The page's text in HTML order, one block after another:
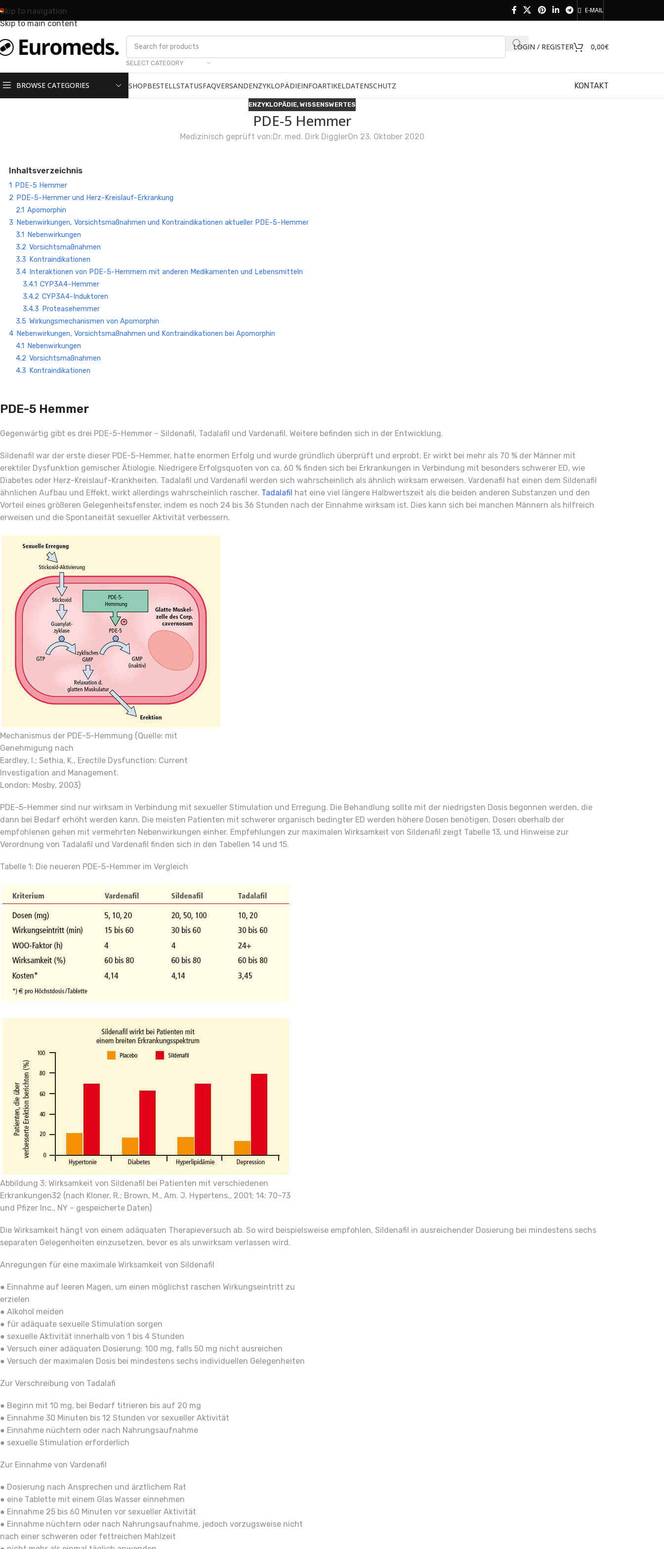
Skip to navigation
Skip to main content
E-MAIL
SELECT CATEGORY
LOGIN / REGISTER 0,00€
BROWSE CATEGORIES SHOPBESTELLSTATUSFAQVERSANDENZYKLOPÄDIEINFOARTIKELDATENSCHUTZ KONTAKT
ENZYKLOPÄDIE, WISSENSWERTES
PDE-5 Hemmer
Medizinisch geprüft von:Dr. med. Dirk DigglerOn 23. Oktober 2020
Inhaltsverzeichnis
1
PDE-5 Hemmer
2 PDE-5-Hemmer und Herz-Kreislauf-Erkrankung
2.1 Apomorphin
3 Nebenwirkungen, Vorsichtsmaßnahmen und Kontraindikationen aktueller PDE-5-Hemmer
3.1
Nebenwirkungen
3.2 Vorsichtsmaßnahmen
3.3 Kontraindikationen
3.4 Interaktionen von PDE-5-Hemmern mit anderen Medikamenten und Lebensmitteln
3.4.1 CYP3A4-Hemmer
3.4.2 CYP3A4-Induktoren
3.4.3 Proteasehemmer
3.5 Wirkungsmechanismen von Apomorphin
4 Nebenwirkungen, Vorsichtsmaßnahmen und Kontraindikationen bei Apomorphin
4.1
Nebenwirkungen
4.2 Vorsichtsmaßnahmen
4.3 Kontraindikationen
PDE-5 Hemmer
Gegenwärtig gibt es drei PDE-5-Hemmer – Sildenafil, Tadalafil und Vardenafil. Weitere befinden sich in der Entwicklung.
Sildenafil war der erste dieser PDE-5-Hemmer, hatte enormen Erfolg und wurde gründlich überprüft und erprobt. Er wirkt bei mehr als 70 % der Männer mit
erektiler Dysfunktion gemischer Ätiologie. Niedrigere Erfolgsquoten von ca. 60 % finden sich bei Erkrankungen in Verbindung mit besonders schwerer ED, wie
Diabetes oder Herz-Kreislauf-Krankheiten. Tadalafil und Vardenafil werden sich wahrscheinlich als ähnlich wirksam erweisen. Vardenafil hat einen dem Sildenafil
ähnlichen Aufbau und Effekt, wirkt allerdings wahrscheinlich rascher. Tadalafil hat eine viel längere Halbwertszeit als die beiden anderen Substanzen und den
Vorteil eines größeren Gelegenheitsfenster, indem es noch 24 bis 36 Stunden nach der Einnahme wirksam ist. Dies kann sich bei manchen Männern als hilfreich
erweisen und die Spontaneität sexueller Aktivität verbessern.
Mechanismus der PDE-5-Hemmung (Quelle: mit
Genehmigung nach
Eardley, I.; Sethia, K., Erectile Dysfunction: Current
Investigation and Management.
London: Mosby, 2003)
PDE-5-Hemmer sind nur wirksam in Verbindung mit sexueller Stimulation und Erregung. Die Behandlung sollte mit der niedrigsten Dosis begonnen werden, die
dann bei Bedarf erhöht werden kann. Die meisten Patienten mit schwerer organisch bedingter ED werden höhere Dosen benötigen. Dosen oberhalb der
empfohlenen gehen mit vermehrten Nebenwirkungen einher. Empfehlungen zur maximalen Wirksamkeit von Sildenafil zeigt Tabelle 13, und Hinweise zur
Verordnung von Tadalafil und Vardenafil finden sich in den Tabellen 14 und 15.
Tabelle 1: Die neueren PDE-5-Hemmer im Vergleich
Abbildung 3: Wirksamkeit von Sildenafil bei Patienten mit verschiedenen
Erkrankungen32 (nach Kloner, R.; Brown, M., Am. J. Hypertens., 2001; 14: 70–73
und Pfizer Inc., NY – gespeicherte Daten)
Die Wirksamkeit hängt von einem adäquaten Therapieversuch ab. So wird beispielsweise empfohlen, Sildenafil in ausreichender Dosierung bei mindestens sechs
separaten Gelegenheiten einzusetzen, bevor es als unwirksam verlassen wird.
Anregungen für eine maximale Wirksamkeit von Sildenafil
● Einnahme auf leeren Magen, um einen möglichst raschen Wirkungseintritt zu
erzielen
● Alkohol meiden
● für adäquate sexuelle Stimulation sorgen
● sexuelle Aktivität innerhalb von 1 bis 4 Stunden
● Versuch einer adäquaten Dosierung: 100 mg, falls 50 mg nicht ausreichen
● Versuch der maximalen Dosis bei mindestens sechs individuellen Gelegenheiten
Zur Verschreibung von Tadalafi
● Beginn mit 10 mg, bei Bedarf titrieren bis auf 20 mg
● Einnahme 30 Minuten bis 12 Stunden vor sexueller Aktivität
● Einnahme nüchtern oder nach Nahrungsaufnahme
● sexuelle Stimulation erforderlich
Zur Einnahme von Vardenafil
● Dosierung nach Ansprechen und ärztlichem Rat
● eine Tablette mit einem Glas Wasser einnehmen
● Einnahme 25 bis 60 Minuten vor sexueller Aktivität
● Einnahme nüchtern oder nach Nahrungsaufnahme, jedoch vorzugsweise nicht
nach einer schweren oder fettreichen Mahlzeit